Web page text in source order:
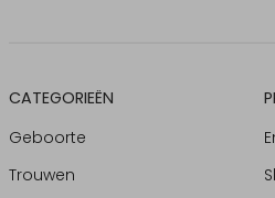
CATEGORIEËN
Geboorte
Trouwen